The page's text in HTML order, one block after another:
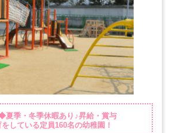
季・冬季休暇あり♪昇給・賞与
している定員160名の幼稚園！